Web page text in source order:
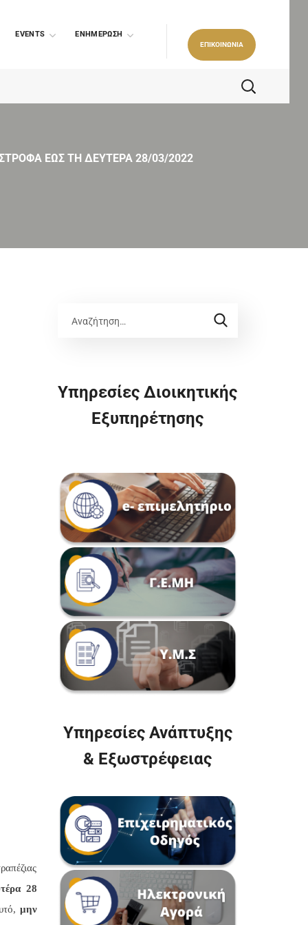
EVENTS ΕΝΗΜΕΡΩΣΗ
ΕΠΙΚΟΙΝΩΝΙΑ
ΕΩΣ ΤΗ ΔΕΥΤΕΡΑ 28/03/2022
28
μην
Υπηρεσίες Διοικητικής
Εξυπηρέτησης
Υπηρεσίες Ανάπτυξης
& Εξωστρέφειας